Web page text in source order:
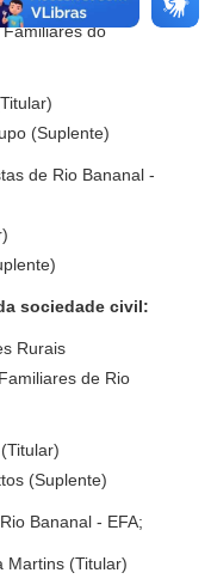
do
(Suplente)
de Rio Bananal -
sociedade civil:
Rurais
de Rio
(Suplente)
Bananal - EFA;
(Titular)